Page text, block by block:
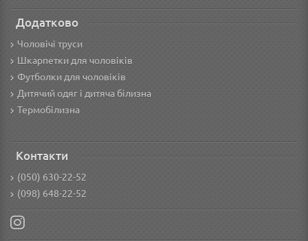
Додатково
Чоловічі труси
Шкарпетки для чоловіків
Футболки для чоловіків
Дитячий одяг і дитяча білизна
Термобілизна
Контакти
(050) 630-22-52
(098) 648-22-52